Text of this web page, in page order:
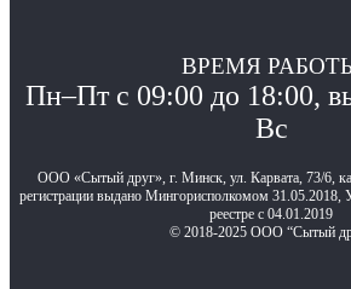
ВРЕМЯ
Пн–Пт с 09:00 до 18:00,
Вс
ООО «Сытый друг», г. Минск, ул. Карвата, 73/6,
регистрации выдано Мингорисполкомом
реестре с 04.01.2019
© 2018-2025 ООО “Сытый